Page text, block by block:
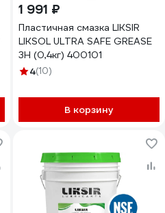
1 991 ₽
Пластичная смазка LIKSIR
LIKSOL ULTRA SAFE GREASE
3H (0,4кг) 400101
4(10)
В корзину